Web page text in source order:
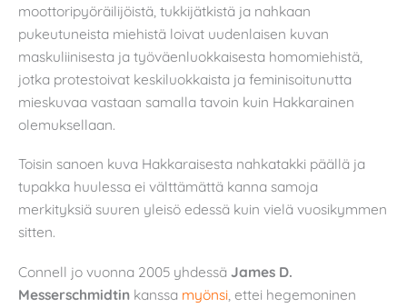
moottoripyöräilijöistä, tukkijätkistä ja nahkaan
pukeutuneista miehistä loivat uudenlaisen kuvan
maskuliinisesta ja työväenluokkaisesta homomiehistä,
jotka protestoivat keskiluokkaista ja feminisoitunutta
mieskuvaa vastaan samalla tavoin kuin Hakkarainen
olemuksellaan.
Toisin sanoen kuva Hakkaraisesta nahkatakki päällä ja
tupakka huulessa ei välttämättä kanna samoja
merkityksiä suuren yleisö edessä kuin vielä vuosikymmen
sitten.
Connell jo vuonna 2005 yhdessä James D.
Messerschmidtin kanssa myönsi , ettei hegemoninen